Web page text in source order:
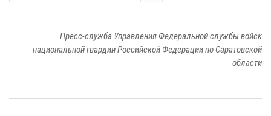
Пресс-служба Управления Федеральной службы войск
национальной гвардии Российской Федерации по Саратовской
области